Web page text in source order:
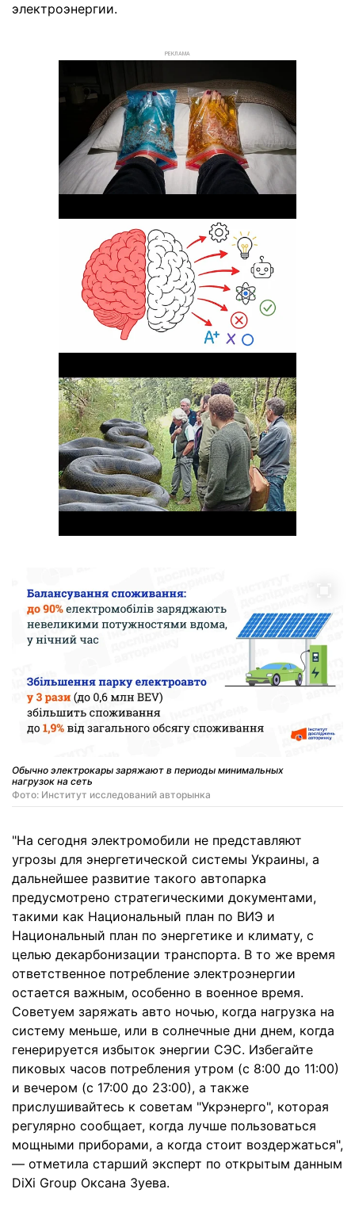
электроэнергии.
РЕКЛАМА
Обычно электрокары заряжают в периоды минимальных
нагрузок на сеть
Фото: Институт исследований авторынка
"На сегодня электромобили не представляют
угрозы для энергетической системы Украины, а
дальнейшее развитие такого автопарка
предусмотрено стратегическими документами,
такими как Национальный план по ВИЭ и
Национальный план по энергетике и климату, с
целью декарбонизации транспорта. В то же время
ответственное потребление электроэнергии
остается важным, особенно в военное время.
Советуем заряжать авто ночью, когда нагрузка на
систему меньше, или в солнечные дни днем, когда
генерируется избыток энергии СЭС. Избегайте
пиковых часов потребления утром (с 8:00 до 11:00)
и вечером (с 17:00 до 23:00), а также
прислушивайтесь к советам "Укрэнерго", которая
регулярно сообщает, когда лучше пользоваться
мощными приборами, а когда стоит воздержаться",
— отметила старший эксперт по открытым данным
DiXi Group Оксана Зуева.